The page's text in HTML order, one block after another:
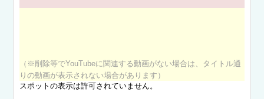
（※削除等でYouTubeに関連する動画がない場合は、タイトル通
りの動画が表示されない場合があります）